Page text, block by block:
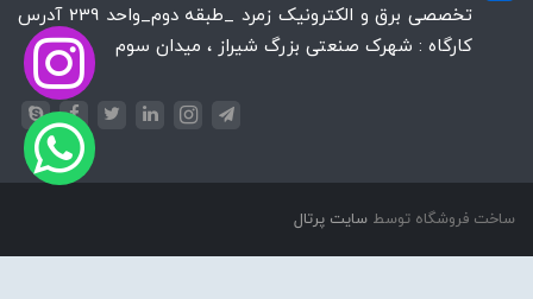
تخصصی برق و الکترونیک زمرد _طبقه دوم_واحد 239 آدرس
کارگاه : شهرک صنعتی بزرگ شیراز ، میدان سوم
ساخت فروشگاه توسط سایت پرتال